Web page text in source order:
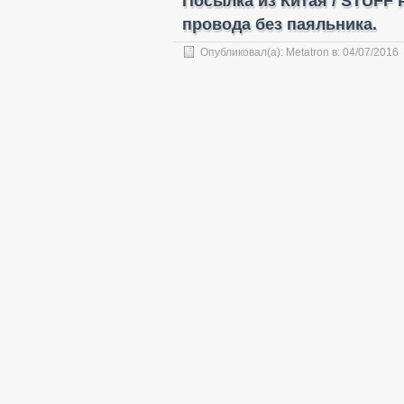
провода без паяльника.
Опубликовал(а): Metatron в: 04/07/2016